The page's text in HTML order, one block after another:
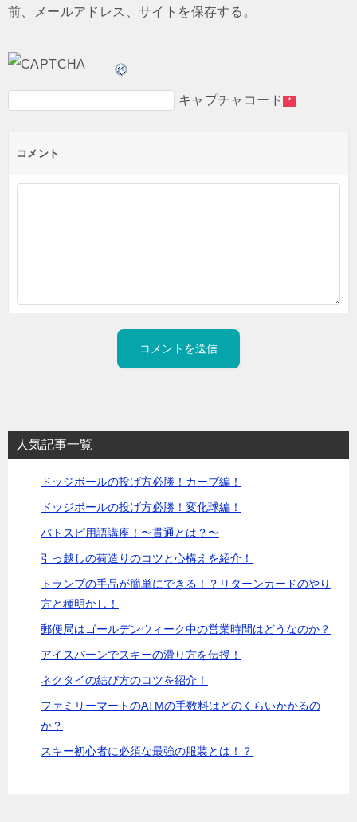
前、メールアドレス、サイトを保存する。
キャプチャコード *
コメント
人気記事一覧
ドッジボールの投げ方必勝！カーブ編！
ドッジボールの投げ方必勝！変化球編！
バトスピ用語講座！〜貫通とは？〜
引っ越しの荷造りのコツと心構えを紹介！
トランプの手品が簡単にできる！？リターンカードのやり
方と種明かし！
郵便局はゴールデンウィーク中の営業時間はどうなのか？
アイスバーンでスキーの滑り方を伝授！
ネクタイの結び方のコツを紹介！
ファミリーマートのATMの手数料はどのくらいかかるの
か？
スキー初心者に必須な最強の服装とは！？